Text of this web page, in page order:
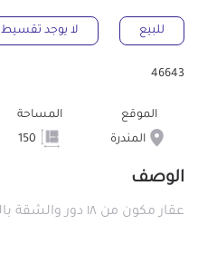
للبيع لا يوجد تقسيط
46643
الموقع
المندرة
المساحة
الوصف
عقار مكون من ١٨ دور والشقة بالدور السابع يوجد ٢ اسانسير